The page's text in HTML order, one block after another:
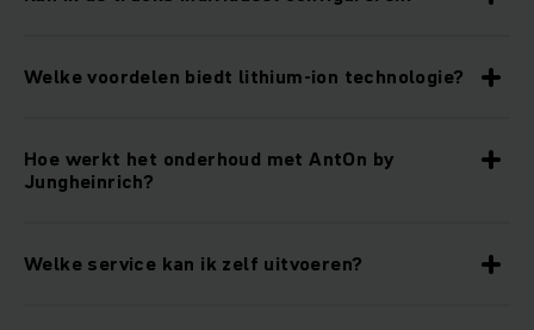
Welke voordelen biedt lithium-ion technologie?
Hoe werkt het onderhoud met AntOn by
Jungheinrich?
Welke service kan ik zelf uitvoeren?